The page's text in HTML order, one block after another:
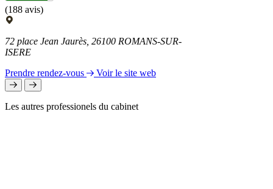
(188 avis)
72 place Jean Jaurès, 26100 ROMANS-SUR-
ISERE
Prendre rendez-vous
Voir le site web
Les autres professionels du cabinet